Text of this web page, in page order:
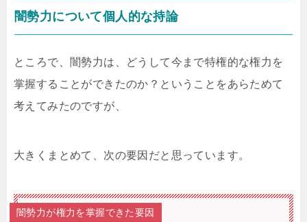
闇勢力について個人的な持論
ところで、闇勢力は、どうして今まで特権的な権力を
掌握することができたのか？ということをあらためて
考えてみたのですが、
大きくまとめて、次の要因だと思っています。
闇勢力が権力を掌握できた要因